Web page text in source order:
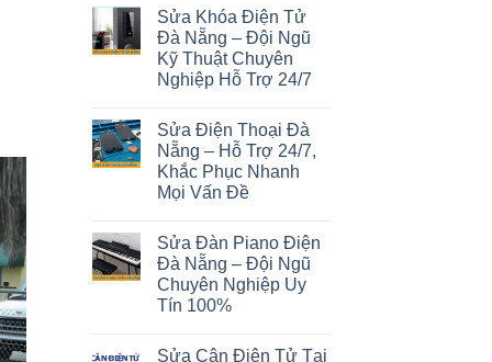
Sửa Khóa Điện Tử
Đà Nẵng – Đội Ngũ
Kỹ Thuật Chuyên
Nghiệp Hỗ Trợ 24/7
Sửa Điện Thoại Đà
Nẵng – Hỗ Trợ 24/7,
Khắc Phục Nhanh
Mọi Vấn Đề
Sửa Đàn Piano Điện
Đà Nẵng – Đội Ngũ
Chuyên Nghiệp Uy
Tín 100%
Sửa Cân Điện Tử Tại